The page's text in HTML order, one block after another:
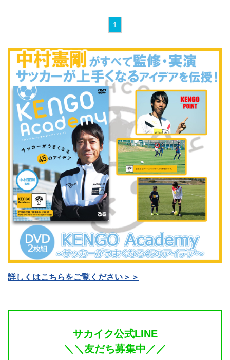
1
詳しくはこちらをご覧ください＞＞
サカイク公式LINE
＼＼友だち募集中／／